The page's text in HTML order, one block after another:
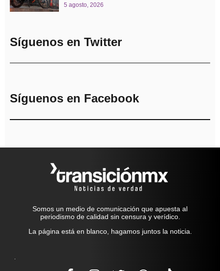
5 agosto, 2026
Síguenos en Twitter
Síguenos en Facebook
Somos un medio de comunicación que apuesta al
periodismo de calidad sin censura y verídico.
La página está en blanco, hagamos juntos la noticia.